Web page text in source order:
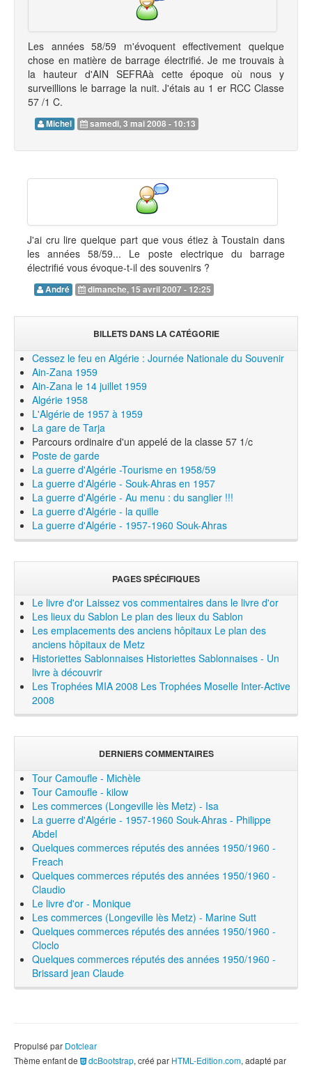
Les années 58/59 m'évoquent effectivement quelque
chose en matière de barrage électrifié. Je me trouvais à
la hauteur d'AIN SEFRAà cette époque où nous y
surveillions le barrage la nuit. J'étais au 1 er RCC Classe
57 /1 C.
Michel samedi, 3 mai 2008 - 10:13
J'ai cru lire quelque part que vous étiez à Toustain dans
les années 58/59... Le poste electrique du barrage
électrifié vous évoque-t-il des souvenirs ?
André dimanche, 15 avril 2007 - 12:25
BILLETS DANS LA CATÉGORIE
Cessez le feu en Algérie : Journée Nationale du Souvenir
Ain-Zana 1959
Ain-Zana le 14 juillet 1959
Algérie 1958
L'Algérie de 1957 à 1959
La gare de Tarja
Parcours ordinaire d'un appelé de la classe 57 1/c
Poste de garde
La guerre d'Algérie -Tourisme en 1958/59
La guerre d'Algérie - Souk-Ahras en 1957
La guerre d'Algérie - Au menu : du sanglier !!!
La guerre d'Algérie - la quille
La guerre d'Algérie - 1957-1960 Souk-Ahras
PAGES SPÉCIFIQUES
Le livre d'or Laissez vos commentaires dans le livre d'or
Les lieux du Sablon Le plan des lieux du Sablon
Les emplacements des anciens hôpitaux Le plan des
anciens hôpitaux de Metz
Historiettes Sablonnaises Historiettes Sablonnaises - Un
livre à découvrir
Les Trophées MIA 2008 Les Trophées Moselle Inter-Active
2008
DERNIERS COMMENTAIRES
Tour Camoufle - Michèle
Tour Camoufle - kilow
Les commerces (Longeville lès Metz) - Isa
La guerre d'Algérie - 1957-1960 Souk-Ahras - Philippe
Abdel
Quelques commerces réputés des années 1950/1960 -
Freach
Quelques commerces réputés des années 1950/1960 -
Claudio
Le livre d'or - Monique
Les commerces (Longeville lès Metz) - Marine Sutt
Quelques commerces réputés des années 1950/1960 -
Cloclo
Quelques commerces réputés des années 1950/1960 -
Brissard jean Claude
Propulsé par Dotclear
Thème enfant de
dcBootstrap, créé par HTML-Edition.com, adapté par